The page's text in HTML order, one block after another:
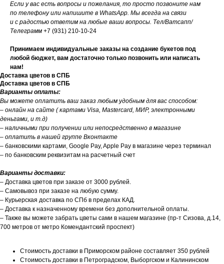
Если у вас есть вопросы и пожелания, то просто позвоните нам
по телефону или напишите в WhatsApp. Мы всегда на связи
и с радостью ответим на любые ваши вопросы. Тел/Ватсапп/
Телеграмм +7 (931) 210-10-24
Принимаем индивидуальные заказы на создание букетов под
любой бюджет, вам достаточно только позвонить или написать
нам!
Доставка цветов в СПБ
Доставка цветов в СПБ
Варианты оплаты:
Вы можете оплатить ваш заказ любым удобным для вас способом:
– онлайн на сайте ( картами Visa, Mastercard, МИР, электронными
деньгами, и т.д)
– наличными при получении или непосредственно в магазине
– оплатить в нашей группе Вконтакте
– банковскими картами, Google Pay, Apple Pay в магазине через терминал
– по банковским реквизитам на расчетный счет
Варианты доставки:
– Доставка цветов при заказе от 3000 рублей.
– Самовывоз при заказе на любую сумму.
– Курьерская доставка по СПб в пределах КАД.
– Доставка к назначенному времени без дополнительной оплаты.
– Также вы можете забрать цветы сами в нашем магазине (пр-т Сизова, д.14,
700 метров от метро Комендантский проспект)
Стоимость доставки в Приморском районе составляет 350 рублей
Стоимость доставки в Петроградском, Выборгском и Калининском